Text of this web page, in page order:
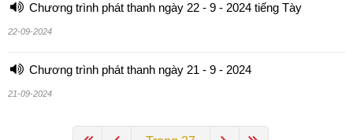
Chương trình phát thanh ngày 22 - 9 - 2024 tiếng Tày
22-09-2024
Chương trình phát thanh ngày 21 - 9 - 2024
21-09-2024